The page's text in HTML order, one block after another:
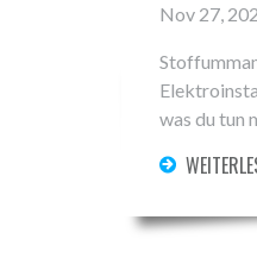
Nov 27,
was du tun